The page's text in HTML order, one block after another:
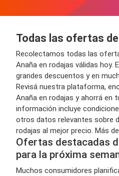
Todas las ofertas
Recolectamos todas las
Anaña en rodajas válidas hoy.
grandes descuentos y en
Revisá nuestra plataforma,
Anaña en rodajas y ahorrá en
información incluye
otros datos relevantes sobre
rodajas al mejor precio. Más
Ofertas destacadas
para la próxima
Muchos consumidores